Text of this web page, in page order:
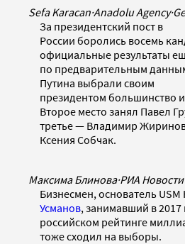
Sefa Karacan·Anadolu Agency·
За президентский пост в
России боролись восемь
официальные результаты
по предварительным
Путина выбрали своим
президентом большинство
Второе место занял Павел
третье — Владимир
Ксения Собчак.
Максима Блинова·РИА Новости
Бизнесмен, основатель
Усманов, занимавший в 2017
российском рейтинге
тоже сходил на выборы.